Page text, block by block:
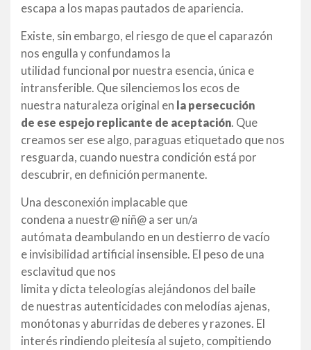
escapa a los mapas pautados de apariencia.
Existe, sin embargo, el riesgo de que el caparazón
nos engulla y confundamos la
utilidad funcional por nuestra esencia, única e
intransferible. Que silenciemos los ecos de
nuestra naturaleza original en la persecución
de ese espejo replicante de aceptación. Que
creamos ser ese algo, paraguas etiquetado que nos
resguarda, cuando nuestra condición está por
descubrir, en definición permanente.
Una desconexión implacable que
condena a nuestr@ niñ@ a ser un/a
autómata deambulando en un destierro de vacío
e invisibilidad artificial insensible. El peso de una
esclavitud que nos
limita y dicta teleologías alejándonos del baile
de nuestras autenticidades con melodías ajenas,
monótonas y aburridas de deberes y razones. El
interés rindiendo pleitesía al sujeto, compitiendo